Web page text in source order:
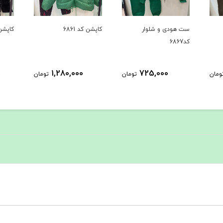
کاپشن کد 6861
1,280,000 تومان
کاپشن کد 6735
1,458,000 تومان
بافت